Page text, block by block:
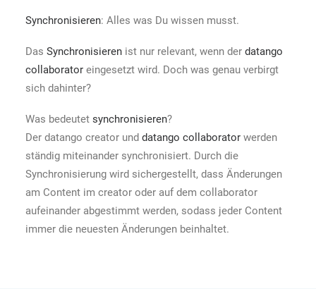
Synchronisieren: Alles was Du wissen musst.
Das Synchronisieren ist nur relevant, wenn der datango
collaborator eingesetzt wird. Doch was genau verbirgt
sich dahinter?
Was bedeutet synchronisieren?
Der datango creator und datango collaborator werden
ständig miteinander synchronisiert. Durch die
Synchronisierung wird sichergestellt, dass Änderungen
am Content im creator oder auf dem collaborator
aufeinander abgestimmt werden, sodass jeder Content
immer die neuesten Änderungen beinhaltet.